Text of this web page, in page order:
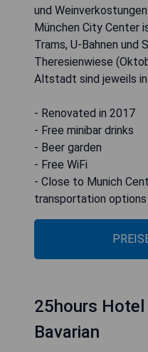
und
München City Center
Trams, U-Bahnen und
Theresienwiese
Altstadt sind jeweils in
- Renovated in 2017
- Free minibar drinks
- Beer garden
- Free WiFi
- Close to Munich
transportation options
25hours Hotel
Bavarian